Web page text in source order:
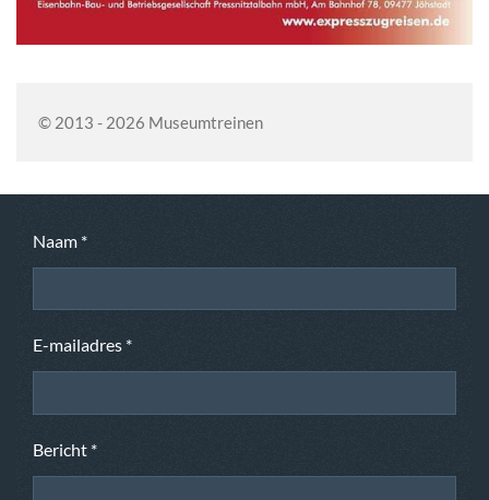
© 2013 - 2026 Museumtreinen
Naam *
E-mailadres *
Bericht *